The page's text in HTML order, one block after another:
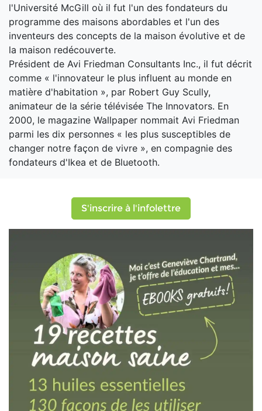
l'Université McGill où il fut l'un des fondateurs du
programme des maisons abordables et l'un des
inventeurs des concepts de la maison évolutive et de
la maison redécouverte.
Président de Avi Friedman Consultants Inc., il fut décrit
comme « l'innovateur le plus influent au monde en
matière d'habitation », par Robert Guy Scully,
animateur de la série télévisée The Innovators. En
2000, le magazine Wallpaper nommait Avi Friedman
parmi les dix personnes « les plus susceptibles de
changer notre façon de vivre », en compagnie des
fondateurs d'Ikea et de Bluetooth.
S'inscrire à l'infolettre